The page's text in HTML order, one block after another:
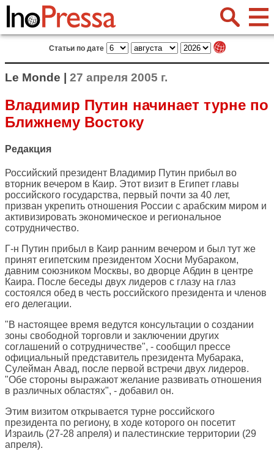
Статьи по дате
Le Monde | 27 апреля 2005 г.
Владимир Путин начинает турне по
Ближнему Востоку
Редакция
Российский президент Владимир Путин прибыл во
вторник вечером в Каир. Этот визит в Египет главы
российского государства, первый почти за 40 лет,
призван укрепить отношения России с арабским миром и
активизировать экономическое и региональное
сотрудничество.
Г-н Путин прибыл в Каир ранним вечером и был тут же
принят египетским президентом Хосни Мубараком,
давним союзником Москвы, во дворце Абдин в центре
Каира. После беседы двух лидеров с глазу на глаз
состоялся обед в честь российского президента и членов
его делегации.
"В настоящее время ведутся консультации о создании
зоны свободной торговли и заключении других
соглашений о сотрудничестве", - сообщил прессе
официальный представитель президента Мубарака,
Сулейман Авад, после первой встречи двух лидеров.
"Обе стороны выражают желание развивать отношения
в различных областях", - добавил он.
Этим визитом открывается турне российского
президента по региону, в ходе которого он посетит
Израиль (27-28 апреля) и палестинские территории (29
апреля).